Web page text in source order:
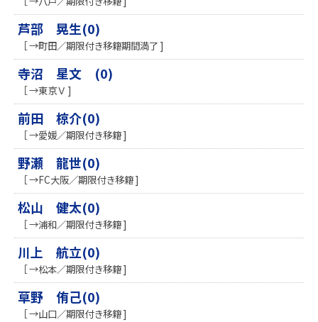
芦部 晃生(0)
［ →町田／期限付き移籍期間満了 ]
寺沼 星文 (0)
［ →東京Ｖ ]
前田 椋介(0)
［ →愛媛／期限付き移籍 ]
野瀬 龍世(0)
［ →FC大阪／期限付き移籍 ]
松山 健太(0)
［ →浦和／期限付き移籍 ]
川上 航立(0)
［ →松本／期限付き移籍 ]
草野 侑己(0)
［ →山口／期限付き移籍 ]